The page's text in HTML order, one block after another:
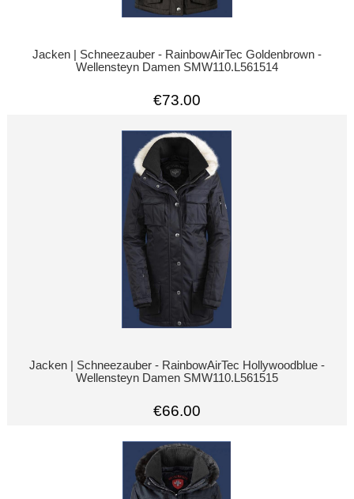
Jacken | Schneezauber - RainbowAirTec Goldenbrown -
Wellensteyn Damen SMW110.L561514
€73.00
Jacken | Schneezauber - RainbowAirTec Hollywoodblue -
Wellensteyn Damen SMW110.L561515
€66.00